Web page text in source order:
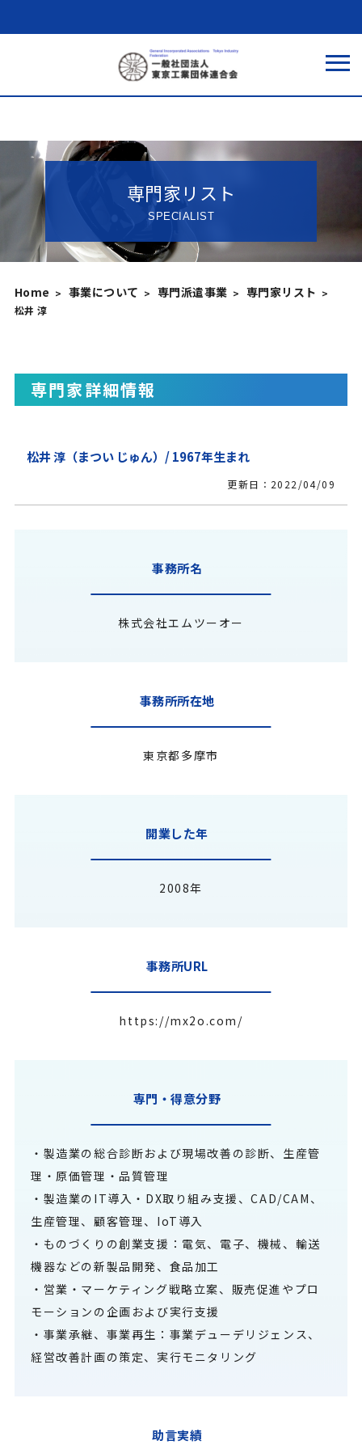
専門家リスト
SPECIALIST
Home 事業について 専門派遣事業 専門家リスト
松井 淳
専門家詳細情報
松井 淳（まつい じゅん）/ 1967年生まれ
更新日：2022/04/09
事務所名
株式会社エムツーオー
事務所所在地
東京都多摩市
開業した年
2008年
事務所URL
https://mx2o.com/
専門・得意分野
・製造業の総合診断および現場改善の診断、生産管
理・原価管理・品質管理
・製造業のIT導入・DX取り組み支援、CAD/CAM、
生産管理、顧客管理、IoT導入
・ものづくりの創業支援：電気、電子、機械、輸送
機器などの新製品開発、食品加工
・営業・マーケティング戦略立案、販売促進やプロ
モーションの企画および実行支援
・事業承継、事業再生：事業デューデリジェンス、
経営改善計画の策定、実行モニタリング
助言実績